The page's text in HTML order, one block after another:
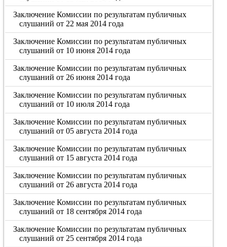
Заключение Комиссии по результатам публичных
слушаний от 22 мая 2014 года
Заключение Комиссии по результатам публичных
слушаний от 10 июня 2014 года
Заключение Комиссии по результатам публичных
слушаний от 26 июня 2014 года
Заключение Комиссии по результатам публичных
слушаний от 10 июля 2014 года
Заключение Комиссии по результатам публичных
слушаний от 05 августа 2014 года
Заключение Комиссии по результатам публичных
слушаний от 15 августа 2014 года
Заключение Комиссии по результатам публичных
слушаний от 26 августа 2014 года
Заключение Комиссии по результатам публичных
слушаний от 18 сентября 2014 года
Заключение Комиссии по результатам публичных
слушаний от 25 сентября 2014 года